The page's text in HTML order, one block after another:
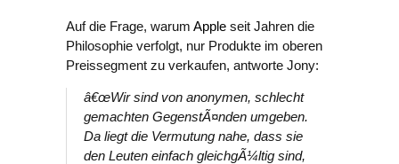
Auf die Frage, warum Apple seit Jahren die
Philosophie verfolgt, nur Produkte im oberen
Preissegment zu verkaufen, antworte Jony:
â€œWir sind von anonymen, schlecht
gemachten GegenstÃ¤nden umgeben.
Da liegt die Vermutung nahe, dass sie
den Leuten einfach gleichgÃ¼ltig sind,